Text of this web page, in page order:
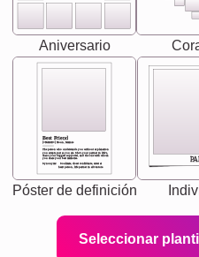
Aniversario
Best Friend
[<NAME>] Noun, feminie
Synonyms: Soulmate, closet confidante, sister at
heart person, life partner in adventure.
The person who understands you without explanation
you accepts just as you are. She's your partner in life's,
chaos your biggest supporter, and the one with whom
you share your best memories.
Póster de definición
Seleccionar